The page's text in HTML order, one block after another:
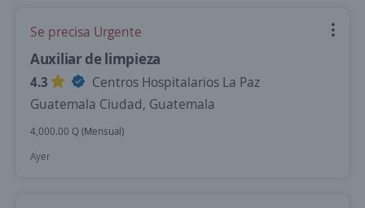
Se precisa Urgente
Auxiliar de limpieza
4.3
Centros Hospitalarios La Paz
Guatemala Ciudad, Guatemala
4,000.00 Q (Mensual)
Ayer